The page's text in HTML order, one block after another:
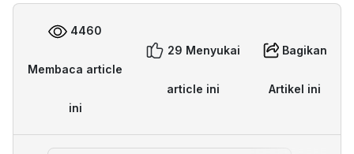
4460
Membaca article
ini
29 Menyukai
article ini
Bagikan
Artikel ini